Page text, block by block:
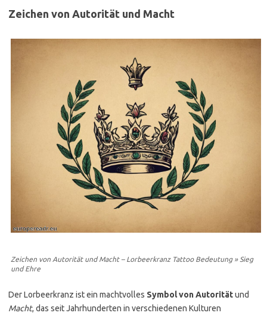
Zeichen von Autorität und Macht
Zeichen von Autorität und Macht – Lorbeerkranz Tattoo Bedeutung » Sieg
und Ehre
Der Lorbeerkranz ist ein machtvolles Symbol von Autoritätund
Macht, das seit Jahrhunderten in verschiedenen Kulturen